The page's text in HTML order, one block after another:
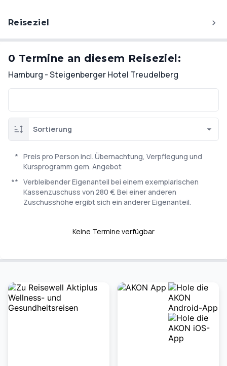
Reiseziel
0 Termine an diesem Reiseziel:
Hamburg - Steigenberger Hotel Treudelberg
Sortierung
* Preis pro Person incl. Übernachtung, Verpflegung und
Kursprogramm gem. Angebot
** Verbleibender Eigenanteil bei einem exemplarischen
Kassenzuschuss von 280 €. Bei einer anderen
Zuschusshöhe ergibt sich ein anderer Eigenanteil.
Keine Termine verfügbar